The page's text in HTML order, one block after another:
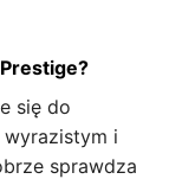
się do
i
sprawdza